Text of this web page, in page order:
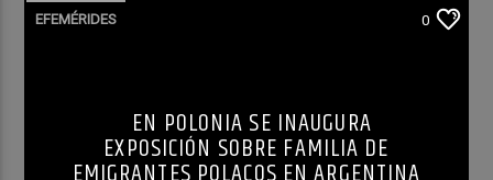
EFEMÉRIDES 0
EN POLONIA SE INAUGURA
EXPOSICIÓN SOBRE FAMILIA DE